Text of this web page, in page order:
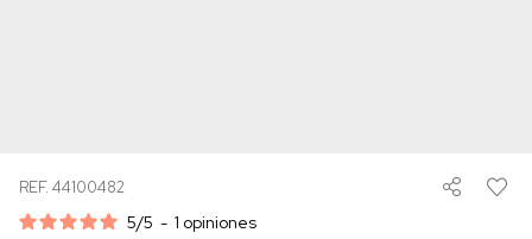
REF. 44100482
5/5 - 1 opiniones